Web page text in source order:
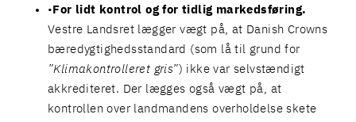
For lidt kontrol og for tidlig markedsføring.
Vestre Landsret lægger vægt på, at Danish Crowns
bæredygtighedsstandard (som lå til grund for
”Klimakontrolleret gris”) ikke var selvstændigt
akkrediteret. Der lægges også vægt på, at
kontrollen over landmandens overholdelse skete